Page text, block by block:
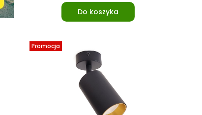
Do koszyka
Promocja